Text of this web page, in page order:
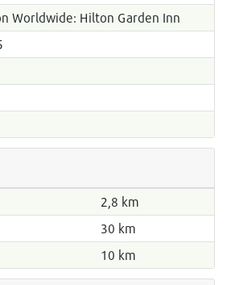
Worldwide: Hilton Garden Inn
2,8 km
30 km
10 km